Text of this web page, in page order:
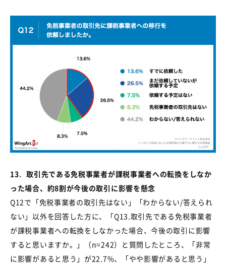
13．取引先である免税事業者が課税事業者への転換をしなか
った場合、約8割が今後の取引に影響を懸念
Q12で「免税事業者の取引先はない」「わからない/答えられ
ない」以外を回答した方に、「Q13. 取引先である免税事業者
が課税事業者への転換をしなかった場合、今後の取引に影響
すると思いますか。」（n=242）と質問したところ、「非常
に影響があると思う」が22.7%、「やや影響があると思う」